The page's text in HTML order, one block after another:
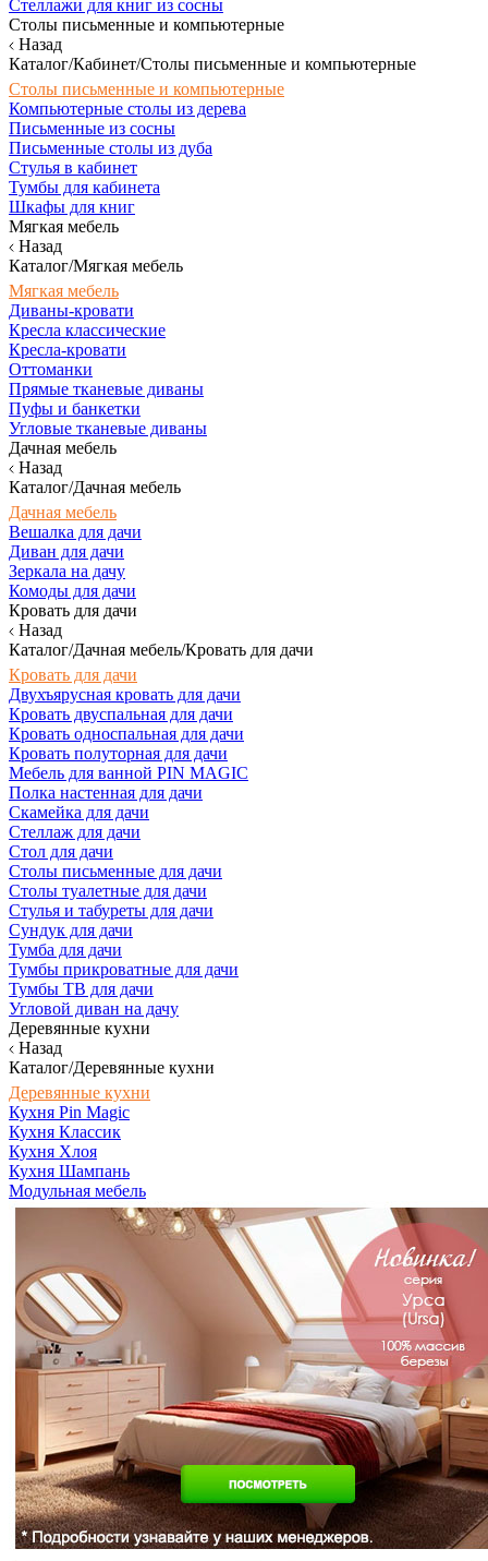
Стеллажи для книг из сосны
Столы письменные и компьютерные
Назад
Каталог/Кабинет/Столы письменные и компьютерные
Столы письменные и компьютерные
Компьютерные столы из дерева
Письменные из сосны
Письменные столы из дуба
Стулья в кабинет
Тумбы для кабинета
Шкафы для книг
Мягкая мебель
Назад
Каталог/Мягкая мебель
Мягкая мебель
Диваны-кровати
Кресла классические
Кресла-кровати
Оттоманки
Прямые тканевые диваны
Пуфы и банкетки
Угловые тканевые диваны
Дачная мебель
Назад
Каталог/Дачная мебель
Дачная мебель
Вешалка для дачи
Диван для дачи
Зеркала на дачу
Комоды для дачи
Кровать для дачи
Назад
Каталог/Дачная мебель/Кровать для дачи
Кровать для дачи
Двухъярусная кровать для дачи
Кровать двуспальная для дачи
Кровать односпальная для дачи
Кровать полуторная для дачи
Мебель для ванной PIN MAGIC
Полка настенная для дачи
Скамейка для дачи
Стеллаж для дачи
Стол для дачи
Столы письменные для дачи
Столы туалетные для дачи
Стулья и табуреты для дачи
Сундук для дачи
Тумба для дачи
Тумбы прикроватные для дачи
Тумбы ТВ для дачи
Угловой диван на дачу
Деревянные кухни
Назад
Каталог/Деревянные кухни
Деревянные кухни
Кухня Pin Magic
Кухня Классик
Кухня Хлоя
Кухня Шампань
Модульная мебель